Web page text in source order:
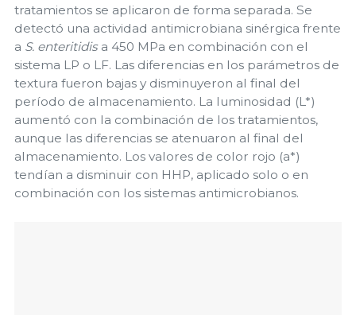
tratamientos se aplicaron de forma separada. Se
detectó una actividad antimicrobiana sinérgica frente
a S. enteritidisa 450 MPa en combinación con el
sistema LP o LF. Las diferencias en los parámetros de
textura fueron bajas y disminuyeron al final del
período de almacenamiento. La luminosidad (L*)
aumentó con la combinación de los tratamientos,
aunque las diferencias se atenuaron al final del
almacenamiento. Los valores de color rojo (a*)
tendían a disminuir con HHP, aplicado solo o en
combinación con los sistemas antimicrobianos.